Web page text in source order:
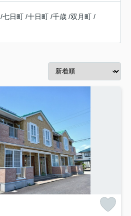
/七日町 /十日町 /千歳 /双月町 /